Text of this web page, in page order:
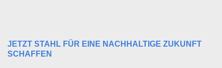
JETZT STAHL FÜR EINE NACHHALTIGE ZUKUNFT
SCHAFFEN